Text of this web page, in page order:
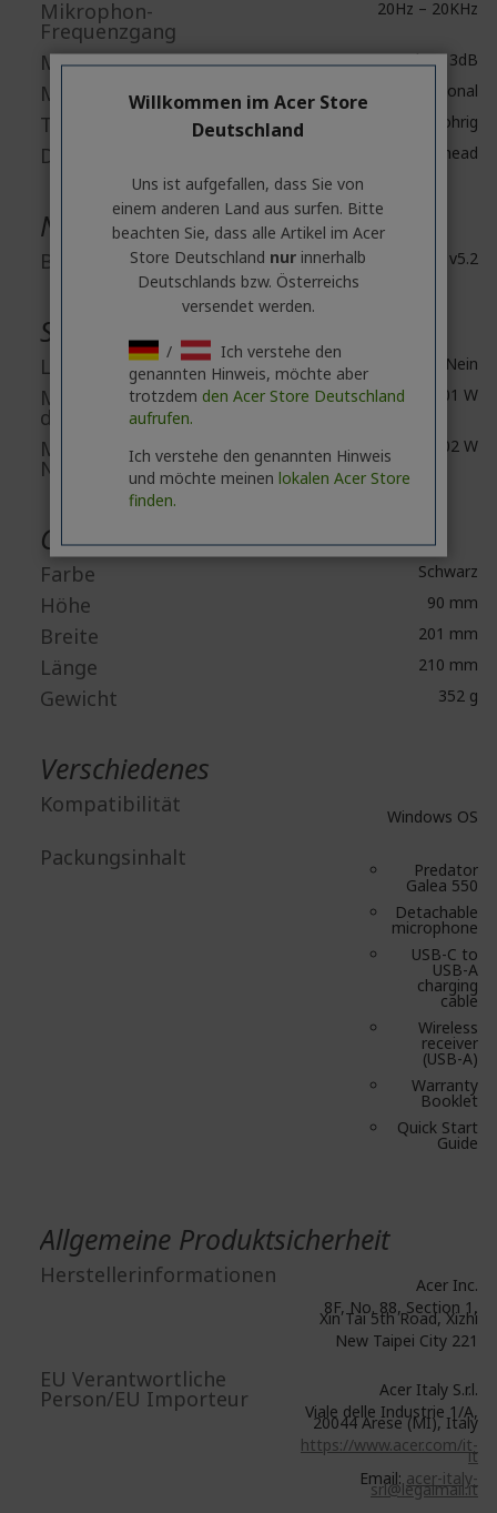
Mikrophon-
Frequenzgang
20Hz – 20KHz
Mikrofonempfindlichkeit 95 dB ± 3dB
Mikrofontyp Omnidirektional
Typ Beidohrig
Design Overhead
Netzwerk & Kommunikation
Bluetooth Bluetooth v5.2
Stromversorgung
Ladegerät inklusive Nein
Mindest-Wattleistung
der Stromversorgung
0.01 W
Maximale Leistung
Netzteil
0.02 W
Gehäuse
Farbe Schwarz
Höhe 90 mm
Breite 201 mm
Länge 210 mm
Gewicht 352 g
Verschiedenes
Kompatibilität Windows OS
Packungsinhalt Predator
Galea 550
Detachable
microphone
USB-C to
USB-A
charging
cable
Wireless
receiver
(USB-A)
Warranty
Booklet
Quick Start
Guide
Allgemeine Produktsicherheit
Herstellerinformationen
Acer Inc.
8F, No. 88, Section 1,
Xin Tai 5th Road, Xizhi
New Taipei City 221
EU Verantwortliche
Person/EU Importeur
Acer Italy S.r.l.
Viale delle Industrie 1/A,
20044 Arese (MI), Italy
https://www.acer.com/it-
it
Email:acer-italy-
srl@legalmail.it
Willkommen im Acer Store
Deutschland
Uns ist aufgefallen, dass Sie von
einem anderen Land aus surfen. Bitte
beachten Sie, dass alle Artikel im Acer
Store Deutschland nur innerhalb
Deutschlands bzw. Österreichs
versendet werden.
/
Ich verstehe den
genannten Hinweis, möchte aber
trotzdem den Acer Store Deutschland
aufrufen.
Ich verstehe den genannten Hinweis
und möchte meinen lokalen Acer Store
finden.